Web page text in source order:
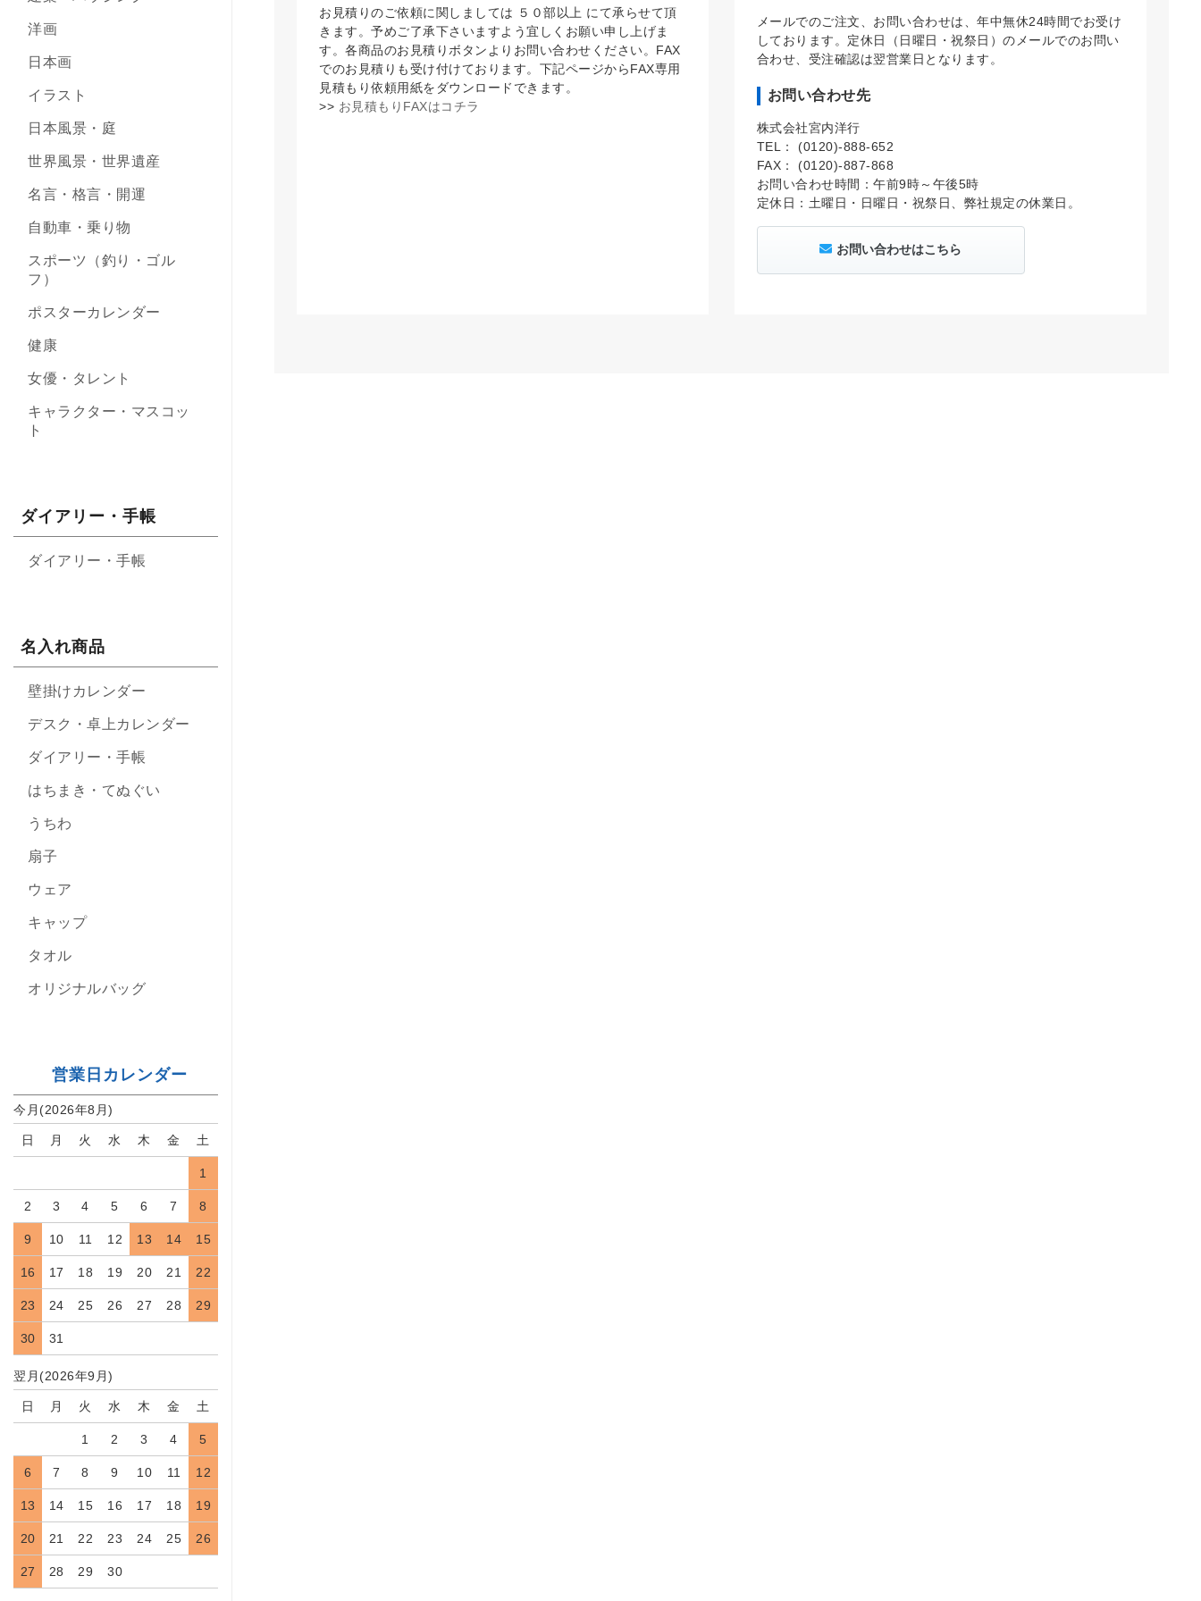
お見積りのご依頼に関しましては ５０部以上 にて承らせて頂
きます。予めご了承下さいますよう宜しくお願い申し上げま
す。各商品のお見積りボタンよりお問い合わせください。FAX
でのお見積りも受け付けております。下記ページからFAX専用
見積もり依頼用紙をダウンロードできます。
>> お見積もりFAXはコチラ
メールでのご注文、お問い合わせは、年中無休24時間でお受け
しております。定休日（日曜日・祝祭日）のメールでのお問い
合わせ、受注確認は翌営業日となります。
お問い合わせ先
株式会社宮内洋行
TEL： (0120)-888-652
FAX： (0120)-887-868
お問い合わせ時間：午前9時～午後5時
定休日：土曜日・日曜日・祝祭日、弊社規定の休業日。
お問い合わせはこちら
洋画
日本画
イラスト
日本風景・庭
世界風景・世界遺産
名言・格言・開運
自動車・乗り物
スポーツ（釣り・ゴル
フ）
ポスターカレンダー
健康
女優・タレント
キャラクター・マスコッ
ト
ダイアリー・手帳
ダイアリー・手帳
名入れ商品
壁掛けカレンダー
デスク・卓上カレンダー
ダイアリー・手帳
はちまき・てぬぐい
うちわ
扇子
ウェア
キャップ
タオル
オリジナルバッグ
営業日カレンダー
今月(2026年8月)
日 月 火 水 木 金 土
1
2 3 4 5 6 7 8
9 10 11 12 13 14 15
16 17 18 19 20 21 22
23 24 25 26 27 28 29
30 31
翌月(2026年9月)
日 月 火 水 木 金 土
1 2 3 4 5
6 7 8 9 10 11 12
13 14 15 16 17 18 19
20 21 22 23 24 25 26
27 28 29 30